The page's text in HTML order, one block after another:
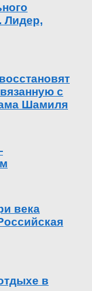
Лидер,
с
Шамиля
века
в